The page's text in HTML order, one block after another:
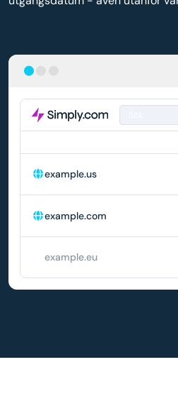
example.us
example.com
example.eu